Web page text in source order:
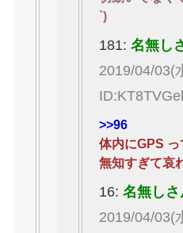
`)
181:名無し
2019/04/03(
>>96
体内にGPS っ
無知すぎて哀
16:名無し
2019/04/03(